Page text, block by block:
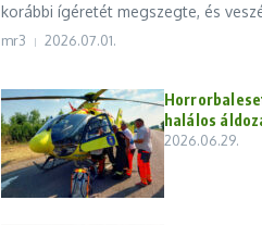
korábbi ígéretét megszegte, és
mr3 2026.07.01.
halálos
2026.06.29.